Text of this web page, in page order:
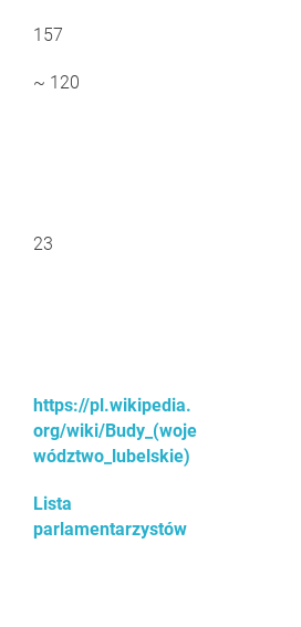
157
~ 120
23
https://pl.wikipedia.
org/wiki/Budy_(woje
wództwo_lubelskie)
Lista
parlamentarzystów